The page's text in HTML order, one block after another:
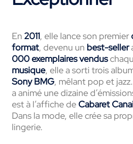
En 2011, elle lance son premier
format, devenu un best-seller
000 exemplairesvendus
musique, elle a sorti trois
Sony BMG, mêlant pop et
a animé une dizaine
est à l’affiche deCabaret
Dans la mode, elle crée sa
lingerie.